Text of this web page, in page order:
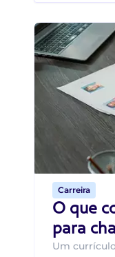
Carreira
O que
para
Um